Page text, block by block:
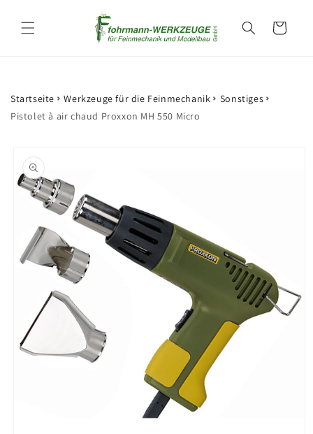
au
Panier
Startseite Werkzeuge für die Feinmechanik
Sonstiges
Pistolet à air chaud Proxxon MH 550 Micro
informations
produits